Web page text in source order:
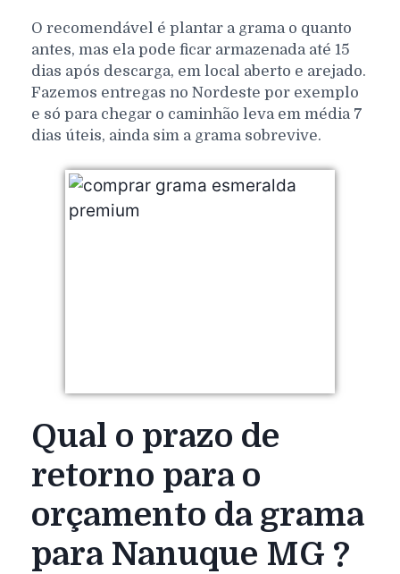
O recomendável é plantar a grama o quanto
antes, mas ela pode ficar armazenada até 15
dias após descarga, em local aberto e arejado.
Fazemos entregas no Nordeste por exemplo
e só para chegar o caminhão leva em média 7
dias úteis, ainda sim a grama sobrevive.
Qual o prazo de
retorno para o
orçamento da grama
para Nanuque MG ?